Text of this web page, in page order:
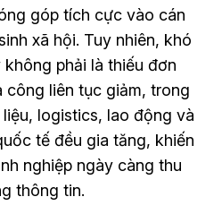
góp tích cực vào cán
xã hội. Tuy nhiên, khó
phải là thiếu đơn
công liên tục giảm, trong
logistics, lao động và
tế đều gia tăng, khiến
nghiệp ngày càng thu
thông tin.